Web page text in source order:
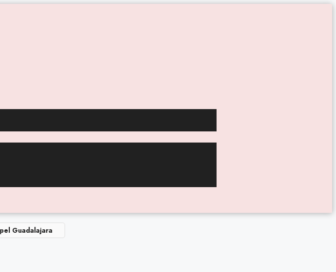
Guadalajara